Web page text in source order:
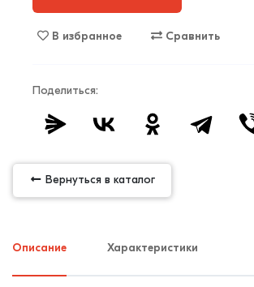
В избранное Сравнить
Поделиться:
Вернуться в каталог
Описание Характеристики